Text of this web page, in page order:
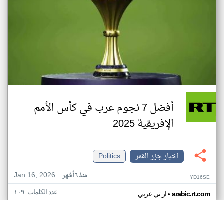
أفضل 7 نجوم عرب في كأس الأمم
الإفريقية 2025
اخبار جزر القمر
Politics
Jan 16, 2026
منذ ٦ أشهر YD16SE
ار تي عربي• arabic.rt.com عدد الكلمات: ١٠٩